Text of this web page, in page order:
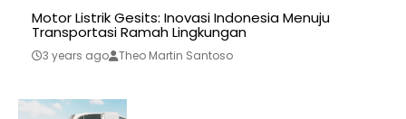
Motor Listrik Gesits: Inovasi Indonesia Menuju
Transportasi Ramah Lingkungan
3 years ago Theo Martin Santoso